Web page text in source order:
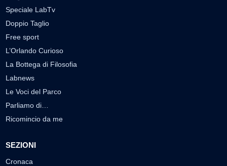
Speciale LabTv
Doppio Taglio
Free sport
L’Orlando Curioso
La Bottega di Filosofia
Labnews
Le Voci del Parco
Parliamo di…
Ricomincio da me
SEZIONI
Cronaca